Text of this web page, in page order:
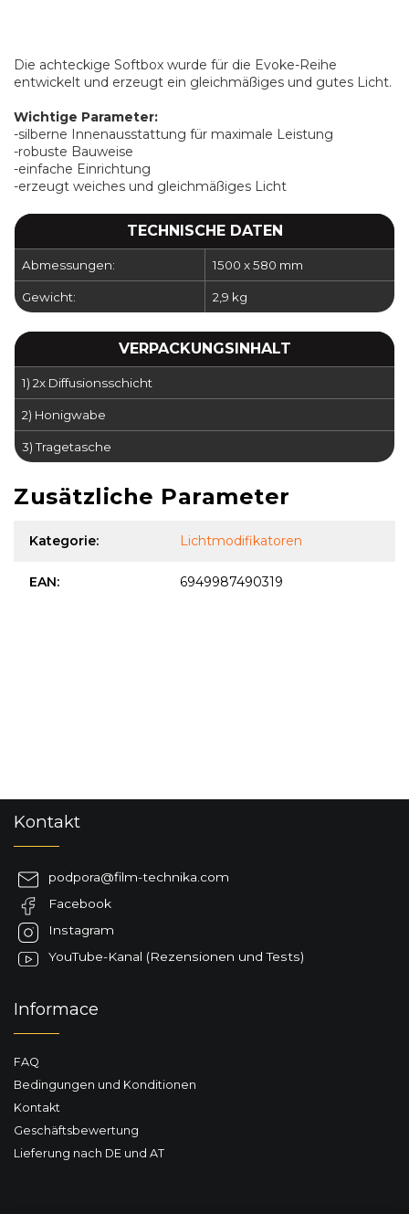
Die achteckige Softbox wurde für die Evoke-Reihe
entwickelt und erzeugt ein gleichmäßiges und gutes Licht.
Wichtige Parameter:
-silberne Innenausstattung für maximale Leistung
-robuste Bauweise
-einfache Einrichtung
-erzeugt weiches und gleichmäßiges Licht
TECHNISCHE DATEN
Abmessungen: 1500 x 580 mm
Gewicht: 2,9 kg
VERPACKUNGSINHALT
1) 2x Diffusionsschicht
2) Honigwabe
3) Tragetasche
Zusätzliche Parameter
Kategorie: Lichtmodifikatoren
EAN: 6949987490319
Kontakt
podpora@film-technika.com
Facebook
Instagram
YouTube-Kanal (Rezensionen und Tests)
Informace
FAQ
Bedingungen und Konditionen
Kontakt
Geschäftsbewertung
Lieferung nach DE und AT